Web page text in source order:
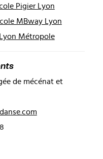
Pigier Lyon
MBway Lyon
Métropole
de mécénat et